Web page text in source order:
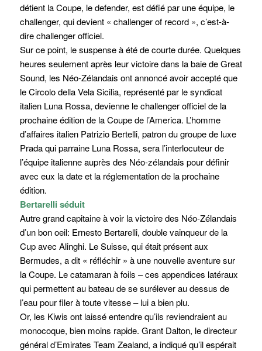
détient la Coupe, le defender, est défié par une équipe, le
challenger, qui devient « challenger of record », c’est-à-
dire challenger officiel.
Sur ce point, le suspense à été de courte durée. Quelques
heures seulement après leur victoire dans la baie de Great
Sound, les Néo-Zélandais ont annoncé avoir accepté que
le Circolo della Vela Sicilia, représenté par le syndicat
italien Luna Rossa, devienne le challenger officiel de la
prochaine édition de la Coupe de l’America. L’homme
d’affaires italien Patrizio Bertelli, patron du groupe de luxe
Prada qui parraine Luna Rossa, sera l’interlocuteur de
l’équipe italienne auprès des Néo-zélandais pour définir
avec eux la date et la réglementation de la prochaine
édition.
Bertarelli séduit
Autre grand capitaine à voir la victoire des Néo-Zélandais
d’un bon oeil: Ernesto Bertarelli, double vainqueur de la
Cup avec Alinghi. Le Suisse, qui était présent aux
Bermudes, a dit « réfléchir » à une nouvelle aventure sur
la Coupe. Le catamaran à foils – ces appendices latéraux
qui permettent au bateau de se surélever au dessus de
l’eau pour filer à toute vitesse – lui a bien plu.
Or, les Kiwis ont laissé entendre qu’ils reviendraient au
monocoque, bien moins rapide. Grant Dalton, le directeur
général d’Emirates Team Zealand, a indiqué qu’il espérait